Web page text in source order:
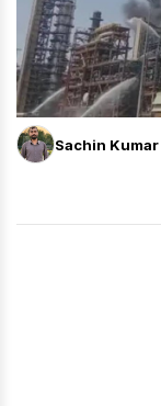
Sachin Kumar